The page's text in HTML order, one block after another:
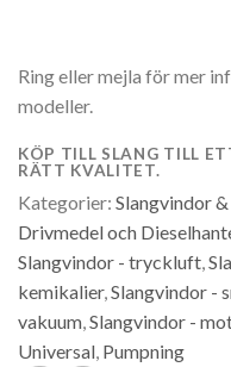
Ring eller mejla för mer
modeller.
KÖP TILL SLANG TILL
RÄTT KVALITET.
Kategorier: Slangvindor
Drivmedel och
Slangvindor - tryckluft
kemikalier, Slangvindor -
vakuum Slangvindor -
Universal Pumpning